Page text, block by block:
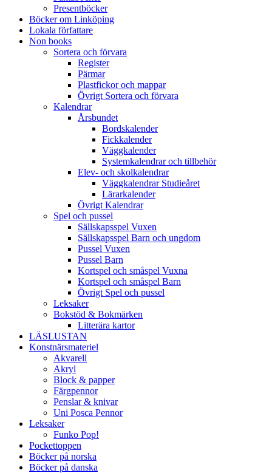
Presentböcker
Böcker om Linköping
Lokala författare
Non books
Sortera och förvara
Register
Pärmar
Plastfickor och mappar
Övrigt Sortera och förvara
Kalendrar
Årsbundet
Bordskalender
Fickkalender
Väggkalender
Systemkalendrar och tillbehör
Elev- och skolkalendrar
Väggkalendrar Studieåret
Lärarkalender
Övrigt Kalendrar
Spel och pussel
Sällskapsspel Vuxen
Sällskapsspel Barn och ungdom
Pussel Vuxen
Pussel Barn
Kortspel och småspel Vuxna
Kortspel och småspel Barn
Övrigt Spel och pussel
Leksaker
Bokstöd & Bokmärken
Litterära kartor
LÄSLUSTAN
Konstnärsmateriel
Akvarell
Akryl
Block & papper
Färgpennor
Penslar & knivar
Uni Posca Pennor
Leksaker
Funko Pop!
Pockettoppen
Böcker på norska
Böcker på danska